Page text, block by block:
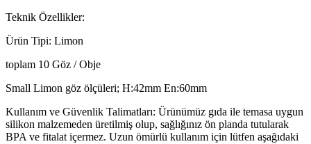
Teknik Özellikler:
Ürün Tipi: Limon
toplam 10 Göz / Obje
Small Limon göz ölçüleri; H:42mm En:60mm
Kullanım ve Güvenlik Talimatları: Ürünümüz gıda ile temasa uygun
silikon malzemeden üretilmiş olup, sağlığınız ön planda tutularak
BPA ve fitalat içermez. Uzun ömürlü kullanım için lütfen aşağıdaki